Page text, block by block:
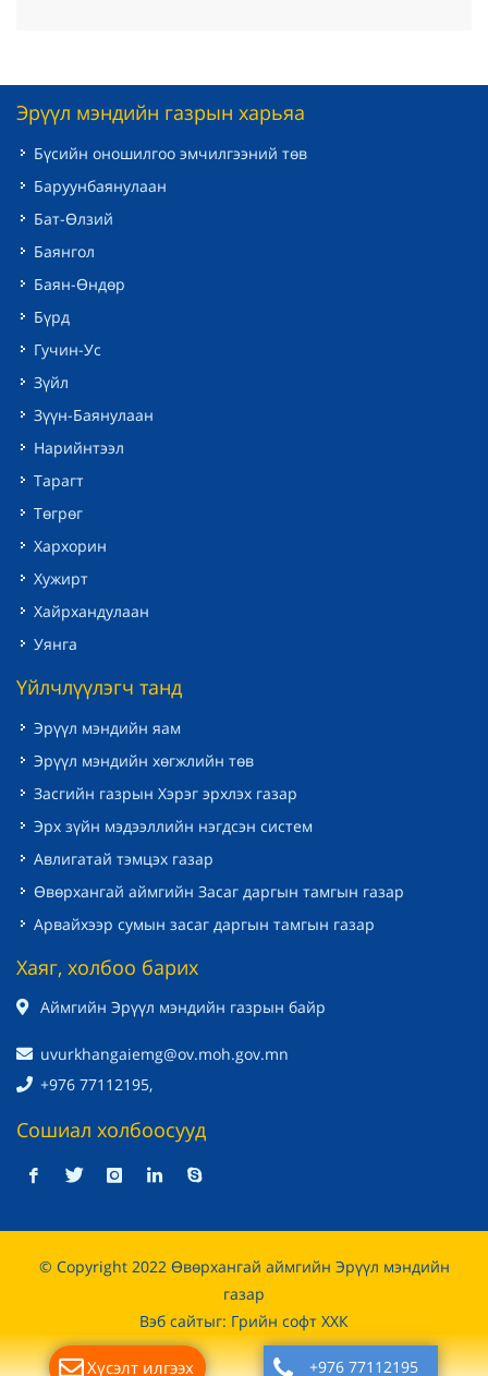
Эрүүл мэндийн газрын харьяа
Бүсийн оношилгоо эмчилгээний төв
Баруунбаянулаан
Бат-Өлзий
Баянгол
Баян-Өндөр
Бүрд
Гучин-Ус
Зүйл
Зүүн-Баянулаан
Нарийнтээл
Тарагт
Төгрөг
Хархорин
Хужирт
Хайрхандулаан
Уянга
Үйлчлүүлэгч танд
Эрүүл мэндийн яам
Эрүүл мэндийн хөгжлийн төв
Засгийн газрын Хэрэг эрхлэх газар
Эрх зүйн мэдээллийн нэгдсэн систем
Авлигатай тэмцэх газар
Өвөрхангай аймгийн Засаг даргын тамгын газар
Арвайхээр сумын засаг даргын тамгын газар
Хаяг, холбоо барих
Аймгийн Эрүүл мэндийн газрын байр
uvurkhangaiemg@ov.moh.gov.mn
+976 77112195,
Сошиал холбоосууд
© Copyright 2022 Өвөрхангай аймгийн Эрүүл мэндийн
газар
Вэб сайтыг: Грийн софт ХХК
Дуудлагын төв
Хүсэлт илгээх +976 77112195